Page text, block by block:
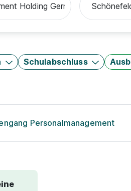
Schulabschluss
Personalmanagement